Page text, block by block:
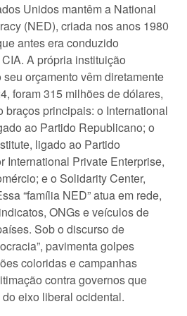
Unidos mantêm a National
(NED), criada nos anos 1980
antes era conduzido
A própria instituição
orçamento vêm diretamente
foram 315 milhões de dólares,
braços principais: o International
ao Partido Republicano; o
ligado ao Partido
International Private Enterprise,
e o Solidarity Center,
“família NED” atua em rede,
ONGs e veículos de
Sob o discurso de
pavimenta golpes
coloridas e campanhas
contra governos que
eixo liberal ocidental.